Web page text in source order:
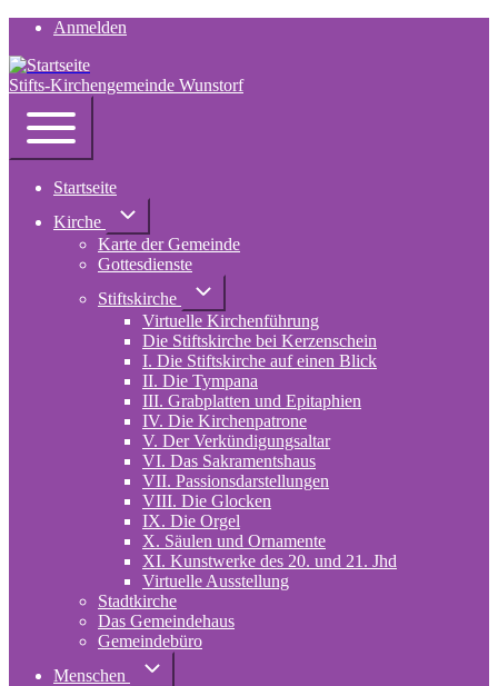
User
account
menu
Anmelden
Stifts-Kirchengemeinde Wunstorf
Navigation
Toggle
main
menu
Startseite
Kirche
Unternavigation
Kirche
Karte der Gemeinde
Gottesdienste
Stiftskirche
Unternavigation
Stiftskirche
Virtuelle Kirchenführung
Die Stiftskirche bei Kerzenschein
I. Die Stiftskirche auf einen Blick
II. Die Tympana
III. Grabplatten und Epitaphien
IV. Die Kirchenpatrone
V. Der Verkündigungsaltar
VI. Das Sakramentshaus
VII. Passionsdarstellungen
VIII. Die Glocken
IX. Die Orgel
X. Säulen und Ornamente
XI. Kunstwerke des 20. und 21. Jhd
Virtuelle Ausstellung
Stadtkirche
Das Gemeindehaus
Gemeindebüro
Menschen
Unternavigation